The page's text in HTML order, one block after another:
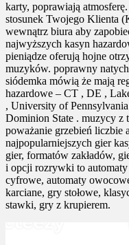
karty, poprawiają
stosunek Twojego Klienta
wewnątrz biura aby
najwyższych kasyn
pieniądze oferują hojne
muzyków. poprawny
siódemka mówią że mają
hazardowe – CT , DE ,
, University of
Dominion State . muzycy z
poważanie grzebień liczbie
najpopularniejszych gier
gier, formatów zakładów,
i opcji rozrywki to
cyfrowe, automaty
karciane, gry stołowe,
stawki, gry z krupierem.